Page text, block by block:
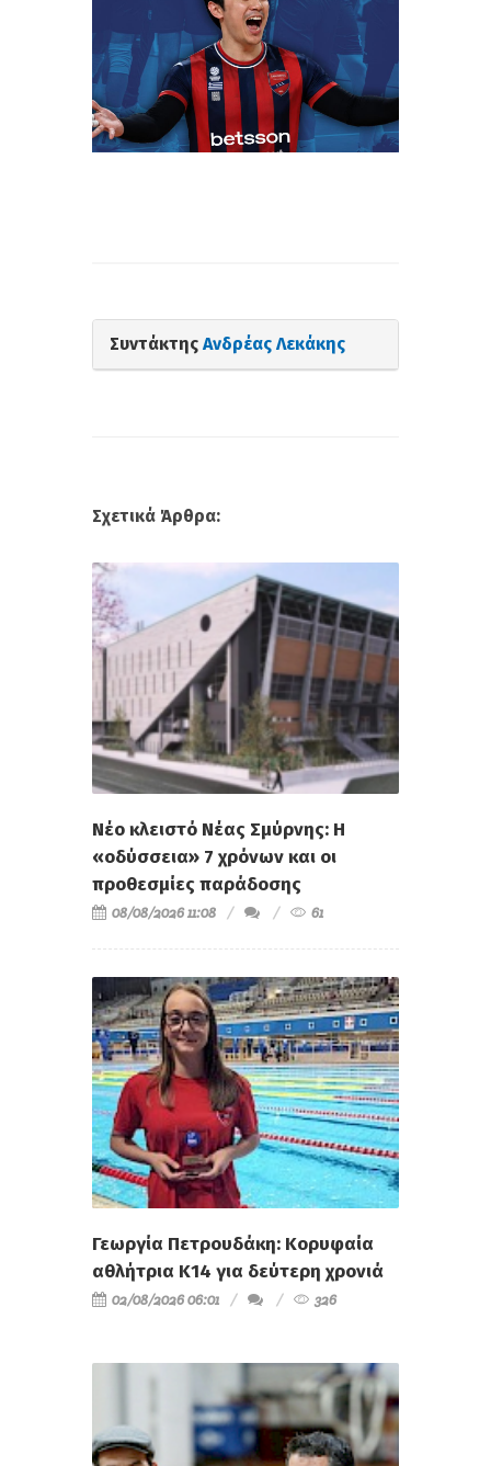
Συντάκτης Ανδρέας Λεκάκης
Σχετικά Άρθρα:
Νέο κλειστό Νέας Σμύρνης: Η
«οδύσσεια» 7 χρόνων και οι
προθεσμίες παράδοσης
08/08/2026 11:08 61
Γεωργία Πετρουδάκη: Κορυφαία
αθλήτρια Κ14 για δεύτερη χρονιά
02/08/2026 06:01 326